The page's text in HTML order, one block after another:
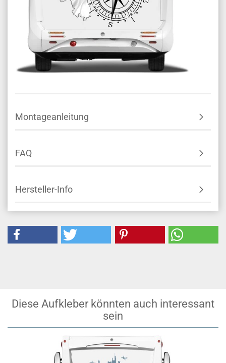
Montageanleitung
FAQ
Hersteller-Info
Diese Aufkleber könnten auch interessant
sein